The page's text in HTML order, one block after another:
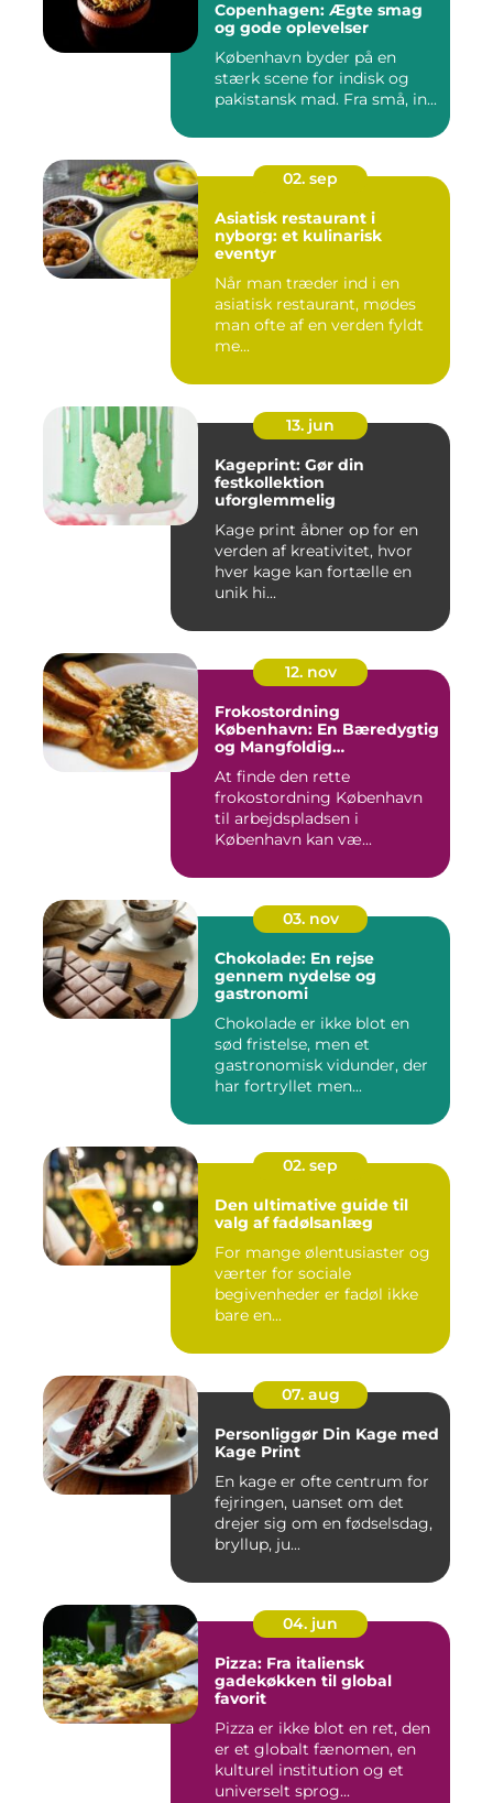
Copenhagen: Ægte smag
og gode oplevelser
København byder på en
stærk scene for indisk og
pakistansk mad. Fra små, in...
02. sep
Asiatisk restaurant i
nyborg: et kulinarisk
eventyr
Når man træder ind i en
asiatisk restaurant, mødes
man ofte af en verden fyldt
me...
13. jun
Kageprint: Gør din
festkollektion
uforglemmelig
Kage print åbner op for en
verden af kreativitet, hvor
hver kage kan fortælle en
unik hi...
12. nov
Frokostordning
København: En Bæredygtig
og Mangfoldig
At finde den rette
frokostordning København
til arbejdspladsen i
København kan væ...
03. nov
Chokolade: En rejse
gennem nydelse og
gastronomi
Chokolade er ikke blot en
sød fristelse, men et
gastronomisk vidunder, der
har fortryllet men...
02. sep
Den ultimative guide til
valg af fadølsanlæg
For mange ølentusiaster og
værter for sociale
begivenheder er fadøl ikke
bare en...
07. aug
Personliggør Din Kage med
Kage Print
En kage er ofte centrum for
fejringen, uanset om det
drejer sig om en fødselsdag,
bryllup, ju...
04. jun
Pizza: Fra italiensk
gadekøkken til global
favorit
Pizza er ikke blot en ret, den
er et globalt fænomen, en
kulturel institution og et
universelt sprog...